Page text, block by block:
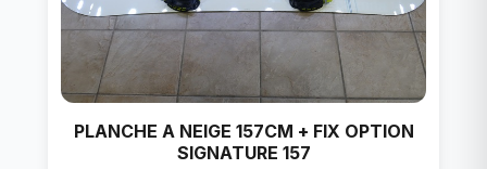
PLANCHE A NEIGE 157CM + FIX OPTION
SIGNATURE 157